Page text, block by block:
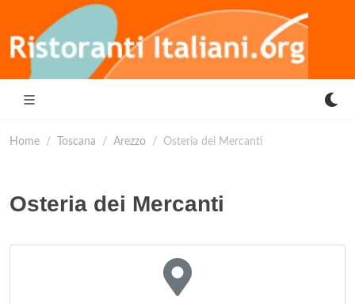
Home Toscana Arezzo Osteria dei Mercanti
Osteria dei Mercanti